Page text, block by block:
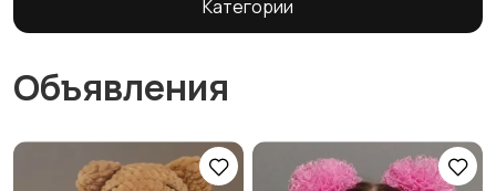
Категории
Объявления